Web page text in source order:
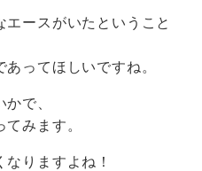
ースがいたということ
ってほしいですね。
で、
みます。
りますよね！